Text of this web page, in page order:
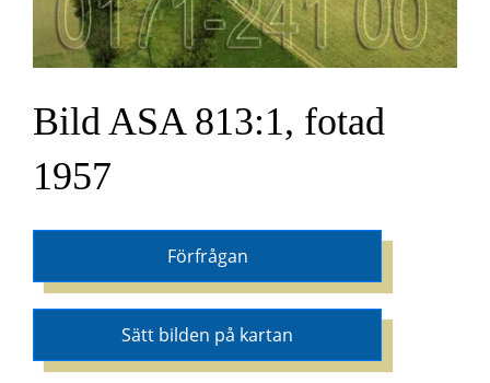
Bild ASA 813:1, fotad
1957
Förfrågan
Sätt bilden på kartan